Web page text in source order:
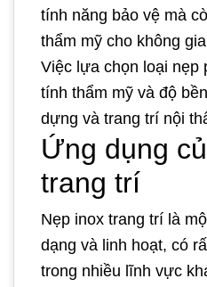
tính năng bảo vệ mà
thẩm mỹ cho không
Việc lựa chọn loại nẹp
tính thẩm mỹ và độ
dựng và trang trí nội
Ứng dụng
trang trí
Nẹp inox trang trí là
dạng và linh hoạt, có
trong nhiều lĩnh vực